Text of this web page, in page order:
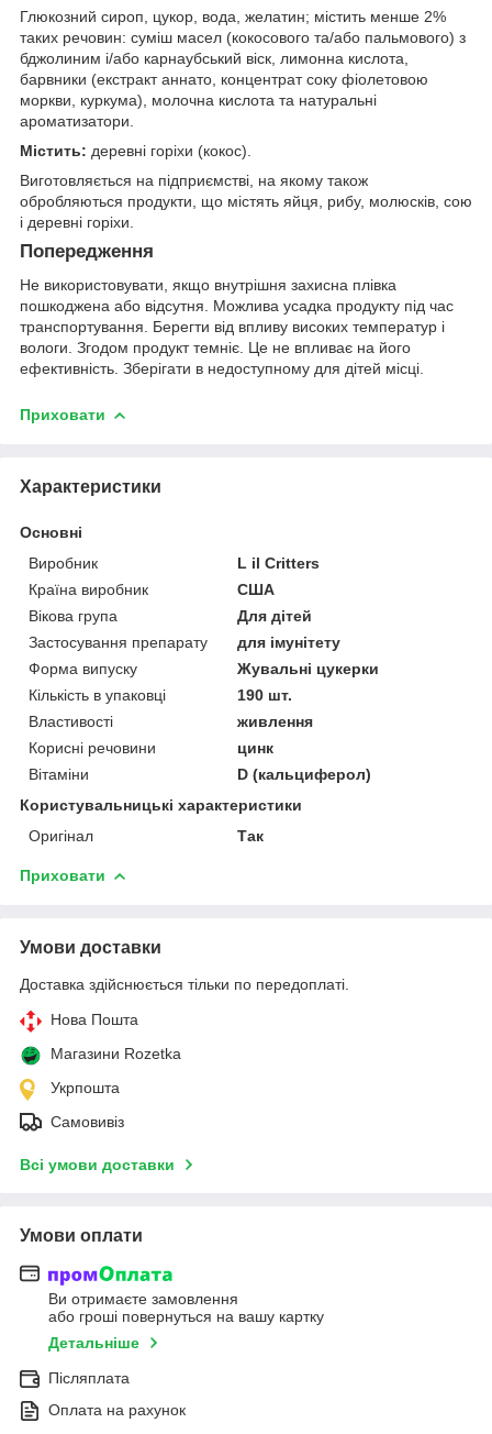
Глюкозний сироп, цукор, вода, желатин; містить менше 2%
таких речовин: суміш масел (кокосового та/або пальмового) з
бджолиним і/або карнаубський віск, лимонна кислота,
барвники (екстракт аннато, концентрат соку фіолетовою
моркви, куркума), молочна кислота та натуральні
ароматизатори.
Містить: деревні горіхи (кокос).
Виготовляється на підприємстві, на якому також
обробляються продукти, що містять яйця, рибу, молюсків, сою
і деревні горіхи.
Попередження
Не використовувати, якщо внутрішня захисна плівка
пошкоджена або відсутня. Можлива усадка продукту під час
транспортування. Берегти від впливу високих температур і
вологи. Згодом продукт темніє. Це не впливає на його
ефективність. Зберігати в недоступному для дітей місці.
Приховати
Характеристики
Основні
Виробник
L il Critters
Країна виробник
США
Вікова група
Для дітей
Застосування препарату
для імунітету
Форма випуску
Жувальні цукерки
Кількість в упаковці
190 шт.
Властивості
живлення
Корисні речовини
цинк
Вітаміни
D (кальциферол)
Користувальницькі характеристики
Оригінал
Так
Приховати
Умови доставки
Доставка здійснюється тільки по передоплаті.
Нова Пошта
Магазини Rozetka
Укрпошта
Самовивіз
Всі умови доставки
Умови оплати
Ви отримаєте замовлення
або гроші повернуться на вашу картку
Детальніше
Післяплата
Оплата на рахунок